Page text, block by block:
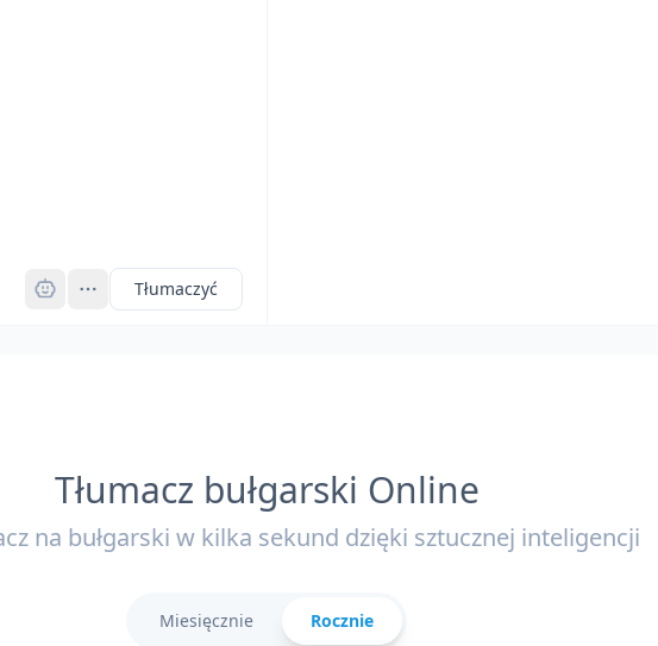
Tłumaczyć
Tłumacz bułgarski Online
na bułgarski w kilka sekund dzięki sztucznej inteligencji
Miesięcznie Rocznie